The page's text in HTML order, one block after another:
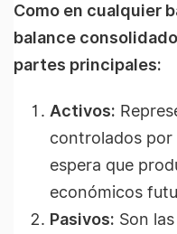
Como en cualquier
balance
partes principales:
Activos:
controlados por
espera que
económicos
Pasivos: Son